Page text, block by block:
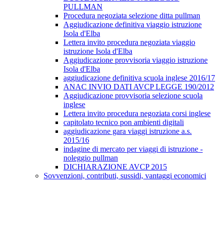
PULLMAN
Procedura negoziata selezione ditta pullman
Aggiudicazione definitiva viaggio istruzione
Isola d'Elba
Lettera invito procedura negoziata viaggio
istruzione Isola d'Elba
Aggiudicazione provvisoria viaggio istruzione
Isola d'Elba
aggiudicazione definitiva scuola inglese 2016/17
ANAC INVIO DATI AVCP LEGGE 190/2012
Aggiudicazione provvisoria selezione scuola
inglese
Lettera invito procedura negoziata corsi inglese
capitolato tecnico pon ambienti digitali
aggiudicazione gara viaggi istruzione a.s.
2015/16
indagine di mercato per viaggi di istruzione -
noleggio pullman
DICHIARAZIONE AVCP 2015
Sovvenzioni, contributi, sussidi, vantaggi economici